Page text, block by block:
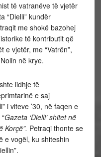
të vatranëve të vjetër
“Dielli” kundër
me shokë bazohej
të kontributit që
vjetër, me “Vatrën”,
në krye.
lidhje të
e saj
i viteve ’30, në faqen e
Gazeta ‘Dielli’ shitet në
Korçë”. Petraqi thonte se
e vogël, ku shiteshin